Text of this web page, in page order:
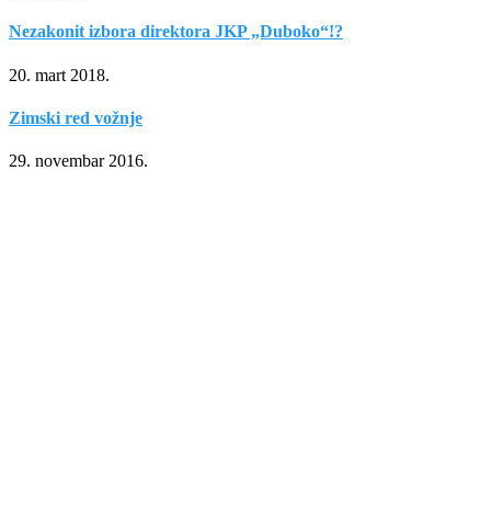
Nezakonit izbora direktora JKP „Duboko“!?
20. mart 2018.
Zimski red vožnje
29. novembar 2016.